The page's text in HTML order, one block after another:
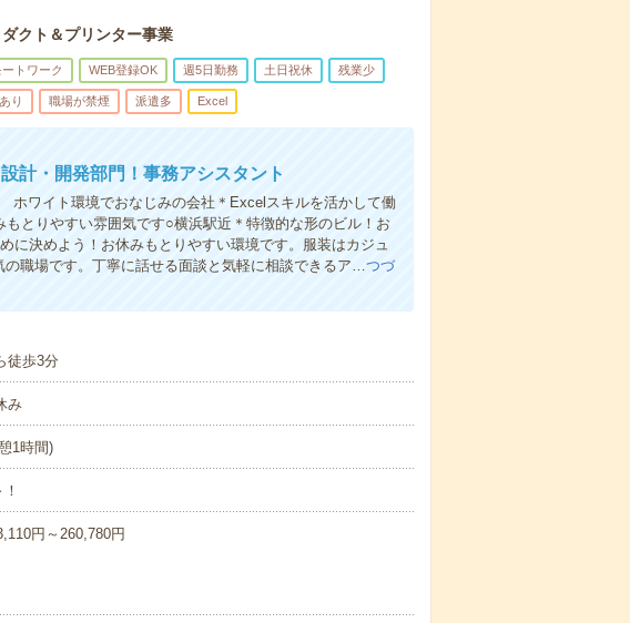
クト＆プリンター事業
トワーク WEB登録OK 週5日勤務 土日祝休 残業少
り 職場が禁煙 派遣多 Excel
計・開発部門！事務アシスタント
ワイト環境でおなじみの会社＊Excelスキルを活かして働
とりやすい雰囲気です○横浜駅近＊特徴的な形のビル！お
に決めよう！お休みもとりやすい環境です。服装はカジュ
職場です。丁寧に話せる面談と気軽に相談できるア…つづ
徒歩3分
み
1時間)
円～260,780円